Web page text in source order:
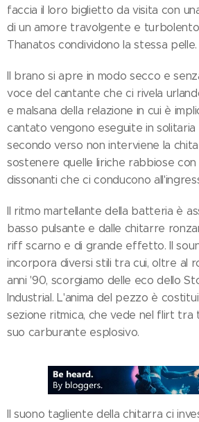
faccia il loro biglietto da visita con
di un amore travolgente e
Thanatos condividono la stessa pelle.
Il brano si apre in modo secco e
voce del cantante che ci rivela
e malsana della relazione in cui è
cantato vengono eseguite in solitaria
secondo verso non interviene la
sostenere quelle liriche rabbiose
dissonanti che ci conducono
Il ritmo martellante della batteria è
basso pulsante e dalle chitarre
riff scarno e di grande effetto. Il
incorpora diversi stili tra cui, oltre al
anni '90, scorgiamo delle eco dello
Industrial. L'anima del pezzo è
sezione ritmica, che vede nel flirt tra
suo carburante esplosivo.
Il suono tagliente della chitarra ci